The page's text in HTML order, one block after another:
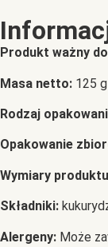
Produkt ważny
Masa netto: 125 g
Rodzaj
Opakowanie
Wymiary
Składniki:
Alergeny: Może